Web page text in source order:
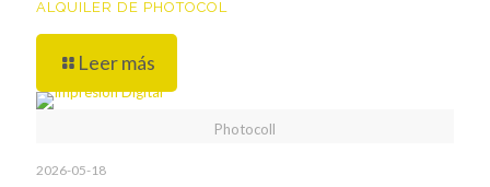
ALQUILER DE PHOTOCOL
Leer más
Photocoll
2026-05-18